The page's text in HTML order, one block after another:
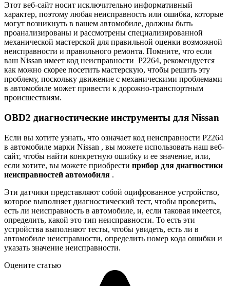
Этот веб-сайт носит исключительно информативный
характер, поэтому любая неисправность или ошибка, которые
могут возникнуть в вашем автомобиле, должны быть
проанализированы и рассмотрены специализированной
механической мастерской для правильной оценки возможной
неисправности и правильного ремонта. Помните, что если
ваш Nissan имеет код неисправности P2264, рекомендуется
как можно скорее посетить мастерскую, чтобы решить эту
проблему, поскольку движение с механическими проблемами
в автомобиле может привести к дорожно-транспортным
происшествиям.
OBD2 диагностические инструменты для Nissan
Если вы хотите узнать, что означает код неисправности P2264
в автомобиле марки Nissan , вы можете использовать наш веб-
сайт, чтобы найти конкретную ошибку и ее значение, или,
если хотите, вы можете приобрести прибор для диагностики
неисправностей автомобиля .
Эти датчики представляют собой оцифрованное устройство,
которое выполняет диагностический тест, чтобы проверить,
есть ли неисправность в автомобиле, и, если таковая имеется,
определить, какой это тип неисправности. То есть эти
устройства выполняют тесты, чтобы увидеть, есть ли в
автомобиле неисправности, определить номер кода ошибки и
указать значение неисправности.
Оцените статью